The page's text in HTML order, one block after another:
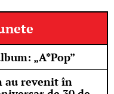
„A*Pop”
au revenit în